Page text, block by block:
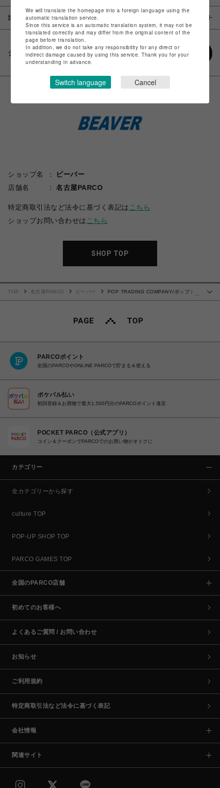
注意事項
シェアする
ショップ名
ビーバー
店舗名
名古屋PARCO
特定商取引法など法令に基づく表記は こちら
ショップお問い合わせは こちら
SHOP TOP
…
TOP 名古屋PARCO ビーバー
POP TRADING COMPANY/ポップトレ
PARCOポイント
全国のPARCOやONLINE PARCOで貯まる＆使える
ポケパル払い
初回登録＆お買物で最大1,500円分のPARCOポイント進呈
POCKET PARCO（公式アプリ）
コイン＆クーポンでPARCOでのお買い物がオトクに
カテゴリー
全カテゴリーから探す
culture TOP
POP-UP SHOP TOP
PARCO GAMES TOP
全国のPARCO店舗
初めてのお客様へ
よくあるご質問 / お問い合わせ
お知らせ
ご利用規約
特定商取引法など法令に基づく表記
会社情報
関連サイト
We will translate the homepage into a foreign language using the
automatic translation service.
Since this service is an automatic translation system, it may not be
translated correctly and may differ from the original content of the
page before translation.
In addition, we do not take any responsibility for any direct or
indirect damage caused by using this service. Thank you for your
understanding in advance.
Switch language Cancel